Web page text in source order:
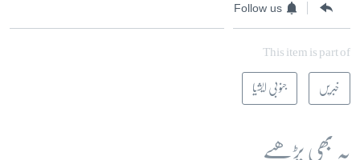
Follow us
This item is part of
خبریں جنوبی ایشیا
یہ بھی پڑھیے